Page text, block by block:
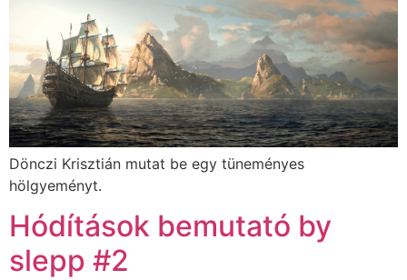
Dönczi Krisztián mutat be egy tüneményes
hölgyeményt.
Hódítások bemutató by
slepp #2